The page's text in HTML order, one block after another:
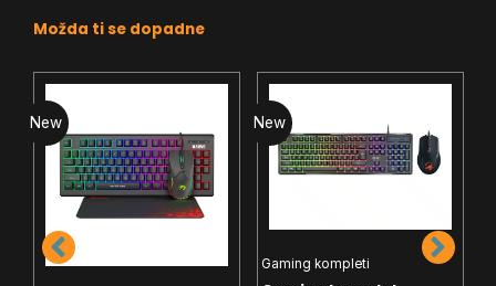
Možda ti se dopadne
New New
Gaming kompleti